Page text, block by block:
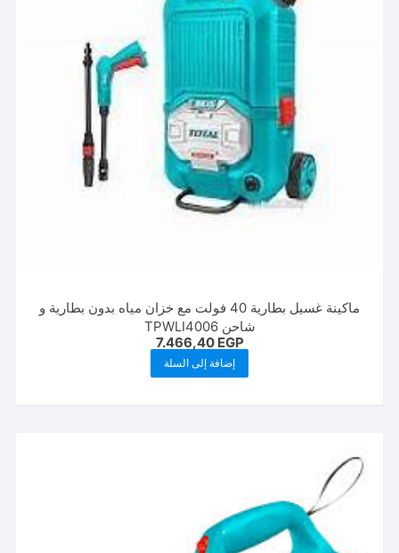
ماكينة غسيل بطارية 40 فولت مع خزان مياه بدون بطارية و
شاحن TPWLI4006
7.466,40 EGP
إضافة إلى السلة